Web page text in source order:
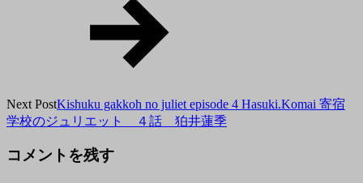
Next PostKishuku gakkoh no juliet episode 4 Hasuki.Komai 寄宿
学校のジュリエット ４話 狛井蓮季
コメントを残す